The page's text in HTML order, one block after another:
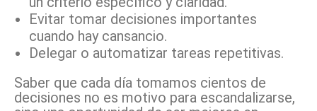
Evitar tomar decisiones importantes
cuando hay cansancio.
Delegar o automatizar tareas repetitivas.
Saber que cada día tomamos cientos de
decisiones no es motivo para escandalizarse,